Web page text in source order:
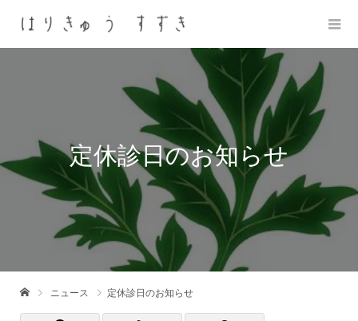
定休診日のお知らせ
ニュース 定休診日のお知らせ